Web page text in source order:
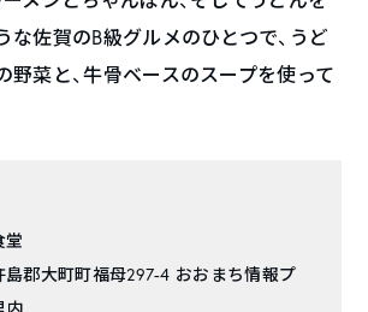
な佐賀のB級グルメのひとつで、うど
野菜と、牛骨ベースのスープを使って
堂
島郡大町町福母297-4 おおまち情報プ
内